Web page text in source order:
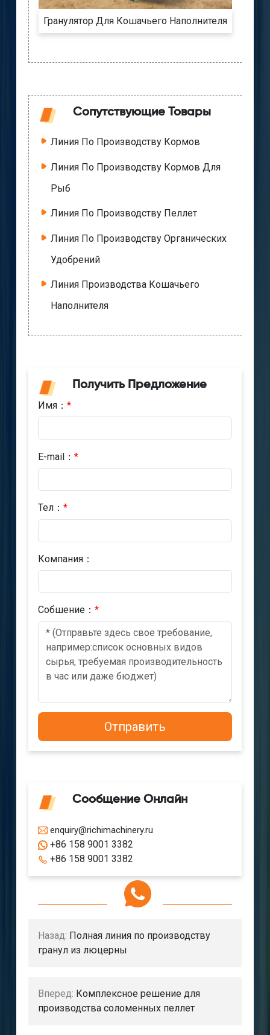
Гранулятор Для Кошачьего Наполнителя
Сопутствующие Товары
Линия По Производству Кормов
Линия По Производству Кормов Для
Рыб
Линия По Производству Пеллет
Линия По Производству Органических
Удобрений
Линия Производства Кошачьего
Наполнителя
Получить Предложение
Имя： *
E-mail： *
Тел： *
Компания：
Cобшениe： *
Сообщение Онлайн
enquiry@richimachinery.ru
+86 158 9001 3382
+86 158 9001 3382
Назад: Полная линия по производству
гранул из люцерны
Вперед: Комплексное решение для
производства соломенных пеллет